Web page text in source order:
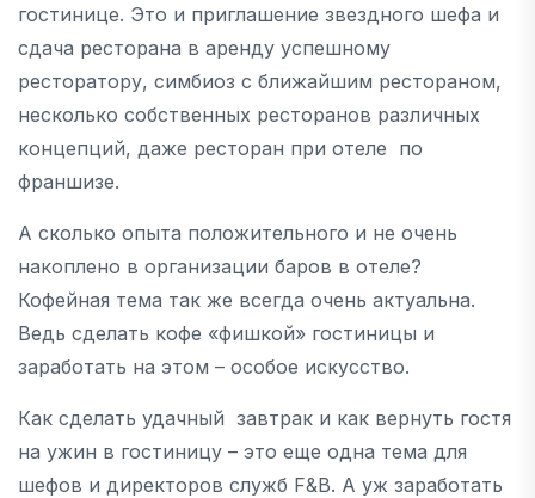
гостинице. Это и приглашение звездного шефа и
сдача ресторана в аренду успешному
ресторатору, симбиоз с ближайшим рестораном,
несколько собственных ресторанов различных
концепций, даже ресторан при отеле по
франшизе.
А сколько опыта положительного и не очень
накоплено в организации баров в отеле?
Кофейная тема так же всегда очень актуальна.
Ведь сделать кофе «фишкой» гостиницы и
заработать на этом – особое искусство.
Как сделать удачный завтрак и как вернуть гостя
на ужин в гостиницу – это еще одна тема для
шефов и директоров служб F&B. А уж заработать